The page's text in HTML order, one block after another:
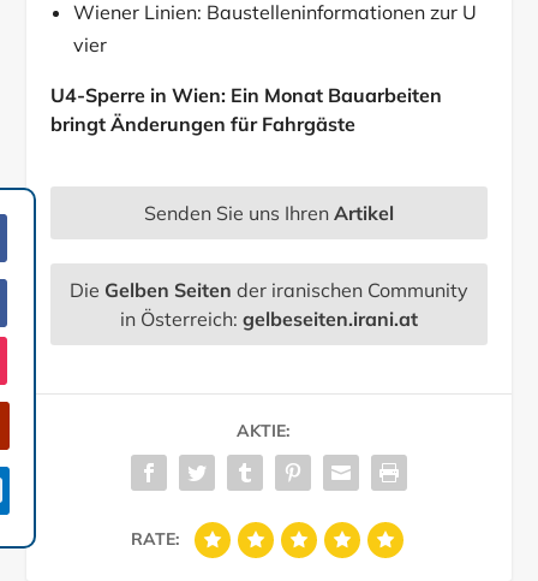
Wiener Linien: Baustelleninformationen zur U
vier
U4-Sperre in Wien: Ein Monat Bauarbeiten
bringt Änderungen für Fahrgäste
Senden Sie uns Ihren Artikel
Die Gelben Seiten der iranischen Community
in Österreich: gelbeseiten.irani.at
AKTIE:
RATE: